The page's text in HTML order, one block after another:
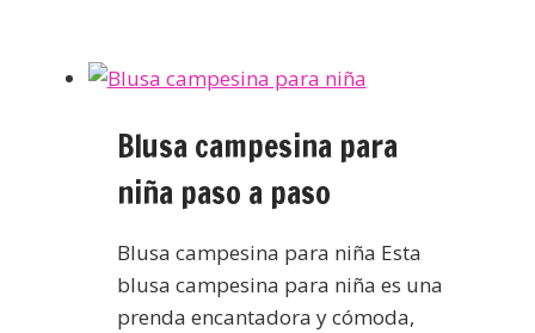
Blusa campesina para
niña paso a paso
Blusa campesina para niña Esta
blusa campesina para niña es una
prenda encantadora y cómoda,